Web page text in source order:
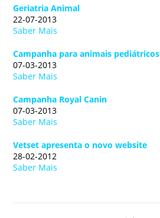
Geriatria Animal
22-07-2013
Saber Mais
Campanha para animais pediátricos
07-03-2013
Saber Mais
Campanha Royal Canin
07-03-2013
Saber Mais
Vetset apresenta o novo website
28-02-2012
Saber Mais